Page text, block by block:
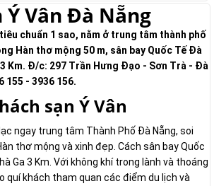
Ý Vân Đà Nẵng
chuẩn 1 sao, nằm ở trung tâm thành phố
Hàn thơ mộng 50 m, sân bay Quốc Tế Đà
3 Km. Đ/c: 297 Trần Hưng Đạo - Sơn Trà - Đà
155 - 3936 156.
sạn Ý Vân
ngay trung tâm Thành Phố Đà Nẵng, soi
thơ mộng và xinh đẹp. Cách sân bay Quốc
Ga 3 Km. Với không khí trong lành và thoáng
khách tham quan các điểm du lịch và